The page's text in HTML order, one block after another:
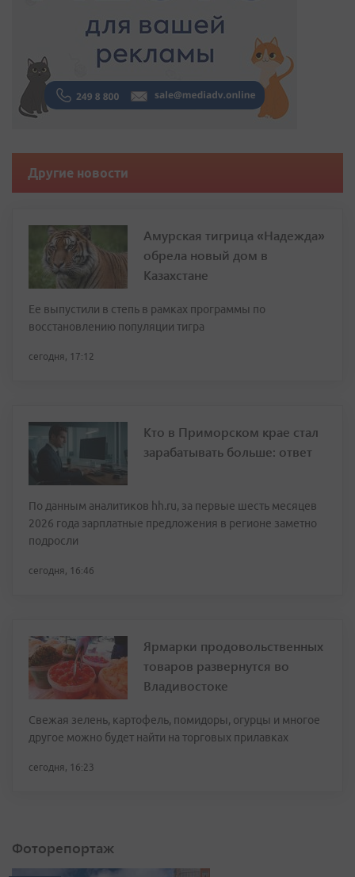
Другие новости
Амурская тигрица «Надежда»
обрела новый дом в
Казахстане
Ее выпустили в степь в рамках программы по
восстановлению популяции тигра
сегодня, 17:12
Кто в Приморском крае стал
зарабатывать больше: ответ
По данным аналитиков hh.ru, за первые шесть месяцев
2026 года зарплатные предложения в регионе заметно
подросли
сегодня, 16:46
Ярмарки продовольственных
товаров развернутся во
Владивостоке
Свежая зелень, картофель, помидоры, огурцы и многое
другое можно будет найти на торговых прилавках
сегодня, 16:23
Фоторепортаж